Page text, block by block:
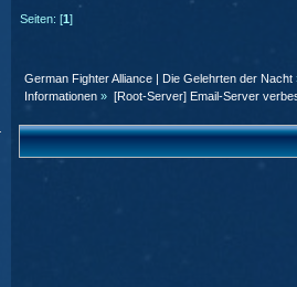
Seiten: [1]
German Fighter Alliance | Die Gelehrten der Nacht
Informationen » [Root-Server] Email-Server